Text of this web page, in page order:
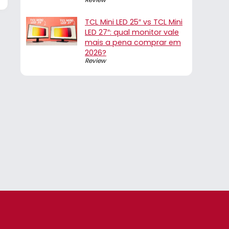
TCL Mini LED 25″ vs TCL Mini
LED 27″: qual monitor vale
mais a pena comprar em
2026?
Review